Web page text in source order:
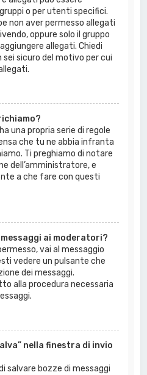
o per utenti specifici.
non aver permesso allegati
oppure solo il gruppo
allegati. Chiedi
sei sicuro del motivo per cui
una propria serie di regole
che tu ne abbia infranta
Ti preghiamo di notare
dell’amministratore, e
a che fare con questi
ai moderatori?
vai al messaggio
vedere un pulsante che
dei messaggi.
alla procedura necessaria
nella finestra di invio
salvare bozze di messaggi